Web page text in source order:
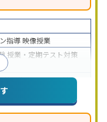
指導映像授業
授業・定期テスト対策
替可能オンライン対応
のみの受講可
アンケート調査方法を参